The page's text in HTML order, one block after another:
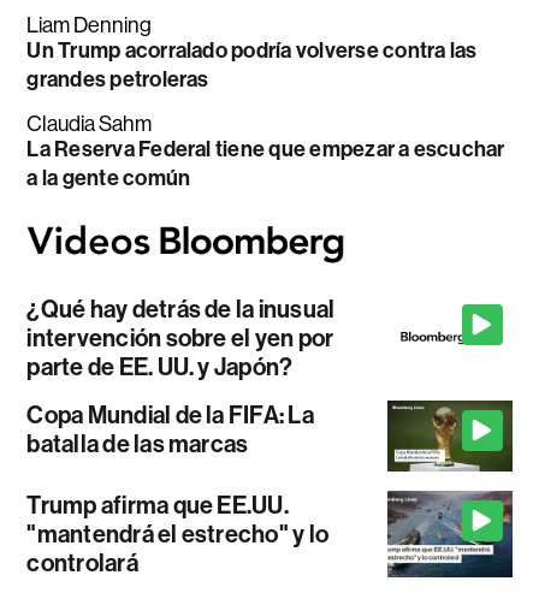
Liam Denning
Un Trump acorralado podría volverse contra las
grandes petroleras
Claudia Sahm
La Reserva Federal tiene que empezar a escuchar
a la gente común
¿Qué hay detrás de la inusual
intervención sobre el yen por
parte de EE. UU. y Japón?
Copa Mundial de la FIFA: La
batalla de las marcas
Trump afirma que EE.UU.
"mantendrá el estrecho" y lo
controlará